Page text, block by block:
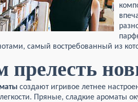
самый востребованный из
прелесть
создают игривое летнее
Пряные, сладкие ароматы